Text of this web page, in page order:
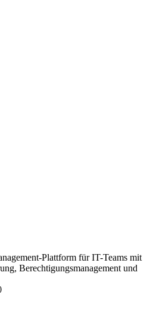
Plattform für IT-Teams mit
Berechtigungsmanagement und